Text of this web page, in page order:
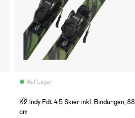
Auf Lager
(0)
K2 Indy Fdt 4.5 Skier inkl. Bindungen, 88
cm